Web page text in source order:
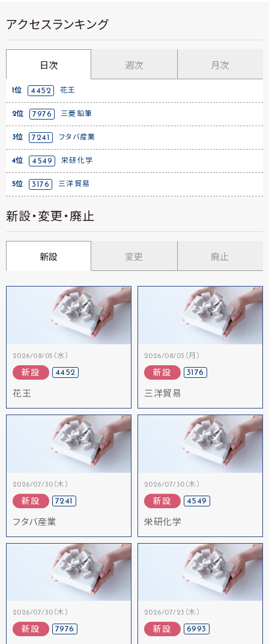
アクセスランキング
日次 週次 月次
1位 4452 花王
2位 7976 三菱鉛筆
3位 7241 フタバ産業
4位 4549 栄研化学
5位 3176 三洋貿易
新設・変更・廃止
新設 変更 廃止
2026/08/05（水）
新設 4452
花王
2026/08/03（月）
新設 3176
三洋貿易
2026/07/30（木）
新設 7241
フタバ産業
2026/07/30（木）
新設 4549
栄研化学
2026/07/30（木）
新設 7976
2026/07/23（木）
新設 6993